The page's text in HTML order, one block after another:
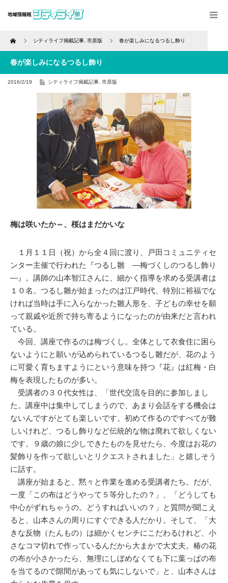
Home シティライフ掲載記事 市原版 春が楽しみになるつるし飾り
春が楽しみになるつるし飾り
2016/2/19 シティライフ掲載記事 市原版
梅は咲いたか～、桜はまだかいな
１月１１日（祝）から全４回に渡り、戸田コミュニティセ
ンター主催で行われた『つるし雛 ―梅づくしのつるし飾り
―』。講師の山本智江さんに、細かく指導を求める受講者は
１０名。つるし雛が始まったのは江戸時代、特別に裕福でな
ければ当時は手に入らなかった雛人形を、子どもの幸せを願
って親戚や近所で持ち寄るようになったのが由来だと言われ
ている。
今回、講座で作るのは梅づくし。全体として衣食住に困ら
ないようにと願いが込められているつるし雛だが、花のよう
に可愛く育ちますようにという意味を持つ『花』は紅梅・白
梅を表現したものが多い。
受講者の３０代女性は、「世代交流を目的に参加しまし
た。講座中は集中してしまうので、あまり会話をする機会は
ないんですがとても楽しいです。初めて作るのですべてが難
しいけれど、つるし飾りなど伝統的な物は廃れて欲しくない
です。９歳の娘に少しできたものを見せたら、今度はお花の
髪飾りを作って欲しいとリクエストされました」と嬉しそう
に話す。
講座が始まると、黙々と作業を進める受講者たち。だが、
一度「この布はどうやって５等分したの？」、「どうしても
中心がずれちゃうの。どうすればいいの？」と質問が聞こえ
ると、山本さんの周りにすぐできる人だかり。そして、「大
きな反物（たんもの）は細かくセンチにこだわるけれど、小
さなコマ切れで作っているんだから大まかで大丈夫。椿の花
の布が小さかったら、無理にしぼめなくても下に葉っぱの布
を当てるので隙間があっても気にしないで」と、山本さんは